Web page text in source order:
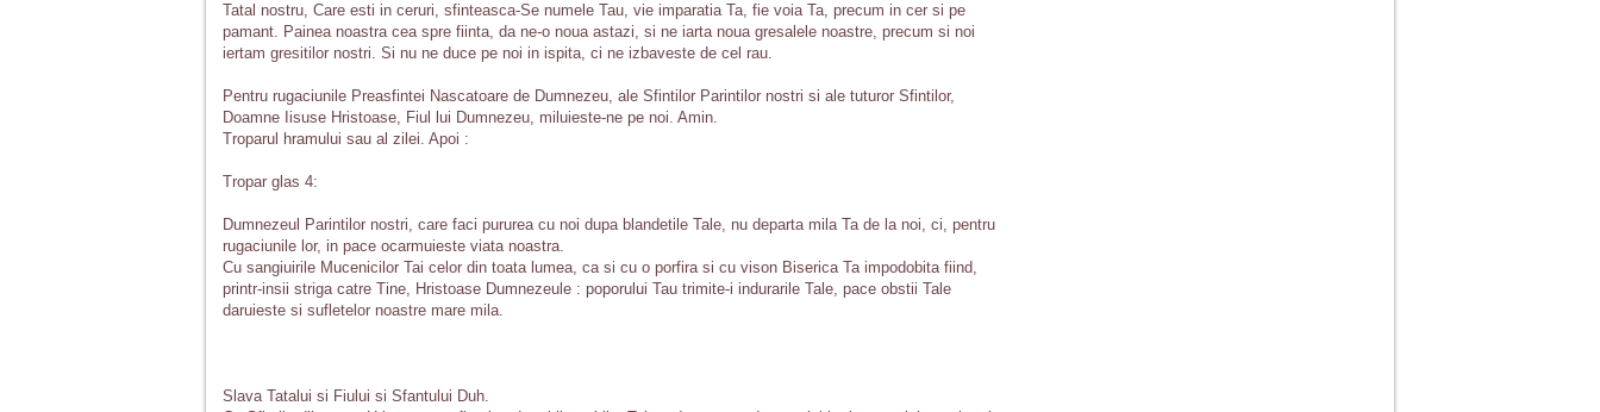
Tatal nostru, Care esti in ceruri, sfinteasca-Se numele Tau, vie imparatia Ta, fie voia Ta, precum in cer si pe
pamant. Painea noastra cea spre fiinta, da ne-o noua astazi, si ne iarta noua gresalele noastre, precum si noi
iertam gresitilor nostri. Si nu ne duce pe noi in ispita, ci ne izbaveste de cel rau.
Pentru rugaciunile Preasfintei Nascatoare de Dumnezeu, ale Sfintilor Parintilor nostri si ale tuturor Sfintilor,
Doamne Iisuse Hristoase, Fiul lui Dumnezeu, miluieste-ne pe noi. Amin.
Troparul hramului sau al zilei. Apoi :
Tropar glas 4:
Dumnezeul Parintilor nostri, care faci pururea cu noi dupa blandetile Tale, nu departa mila Ta de la noi, ci, pentru
rugaciunile lor, in pace ocarmuieste viata noastra.
Cu sangiuirile Mucenicilor Tai celor din toata lumea, ca si cu o porfira si cu vison Biserica Ta impodobita fiind,
printr-insii striga catre Tine, Hristoase Dumnezeule : poporului Tau trimite-i indurarile Tale, pace obstii Tale
daruieste si sufletelor noastre mare mila.
Slava Tatalui si Fiului si Sfantului Duh.